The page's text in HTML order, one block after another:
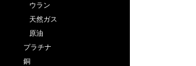
ウラン
天然ガス
原油
プラチナ
銅